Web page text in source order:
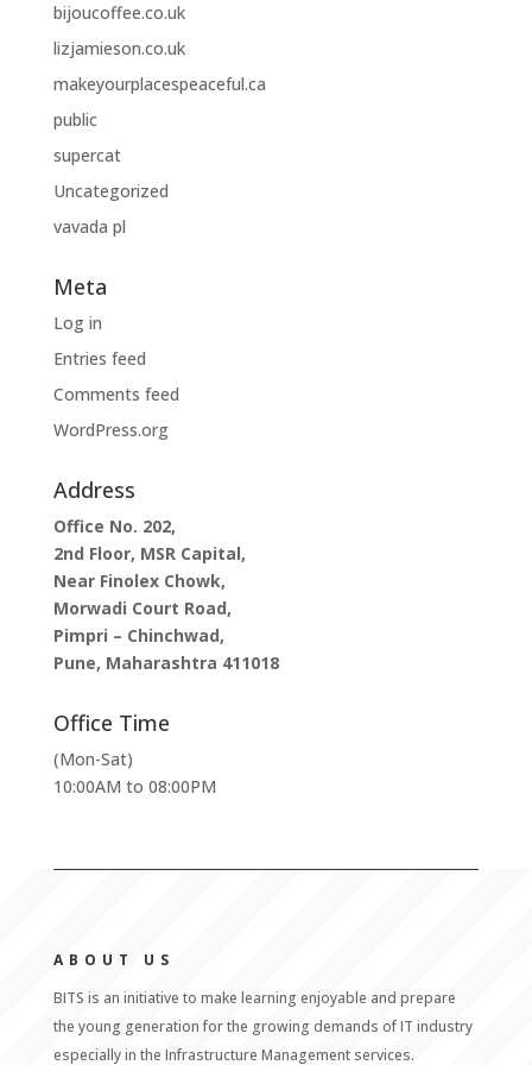
bijoucoffee.co.uk
lizjamieson.co.uk
makeyourplacespeaceful.ca
public
supercat
Uncategorized
vavada pl
Meta
Log in
Entries feed
Comments feed
WordPress.org
Address
Office No. 202,
2nd Floor, MSR Capital,
Near Finolex Chowk,
Morwadi Court Road,
Pimpri – Chinchwad,
Pune, Maharashtra 411018
Office Time
(Mon-Sat)
10:00AM to 08:00PM
ABOUT US
BITS is an initiative to make learning enjoyable and prepare
the young generation for the growing demands of IT industry
especially in the Infrastructure Management services.